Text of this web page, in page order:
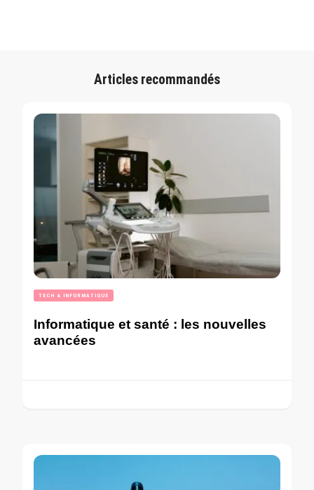
Articles recommandés
TECH & INFORMATIQUE
Informatique et santé : les nouvelles
avancées